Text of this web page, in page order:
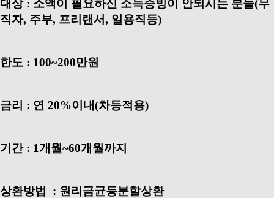
대상 : 소액이 필요하신 소득증빙이 안되시는 분들(무
직자, 주부, 프리랜서, 일용직등)
한도 : 100~200만원
금리 : 연 20%이내(차등적용)
기간 : 1개월~60개월까지
상환방법 : 원리금균등분할상환